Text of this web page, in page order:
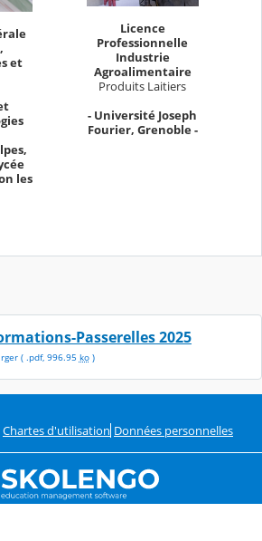
et
les
Licence
Professionnelle
Industrie
Agroalimentaire
Produits Laitiers
- Université Joseph
Fourier, Grenoble -
Passerelles 2025
( .pdf, 996.95 ko)
Chartes d'utilisation Données personnelles